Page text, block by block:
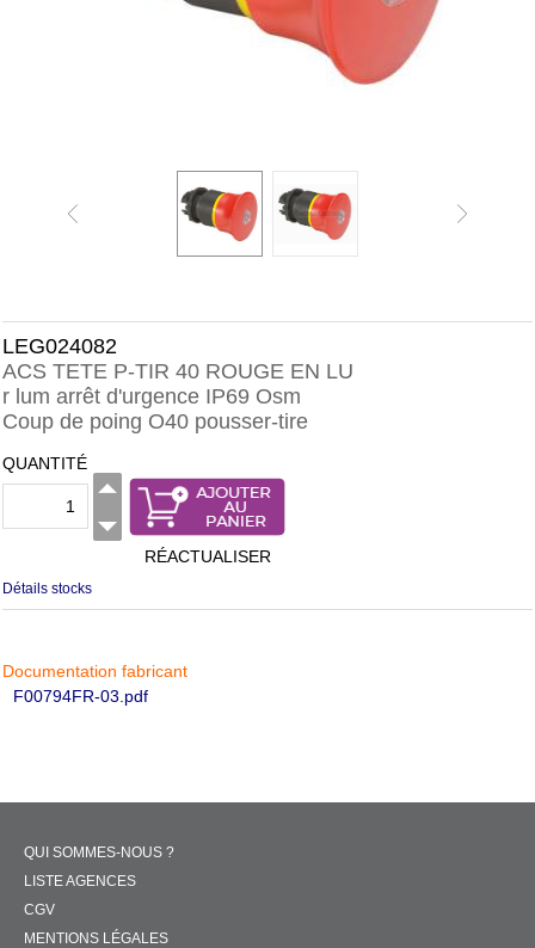
LEG024082
ACS TETE P-TIR 40 ROUGE EN LU
r lum arrêt d'urgence IP69 Osm
Coup de poing O40 pousser-tire
QUANTITÉ
RÉACTUALISER
Détails stocks
Documentation fabricant
F00794FR-03.pdf
QUI SOMMES-NOUS ?
LISTE AGENCES
CGV
MENTIONS LÉGALES